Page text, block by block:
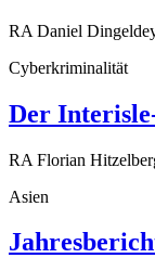
RA Daniel
Cyberkriminalität
Der
RA Florian
Asien